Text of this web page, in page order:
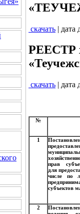
скачать | дата
РЕЕСТР
скачать | дата
№
1
прав
для
числе по
субъектов
2